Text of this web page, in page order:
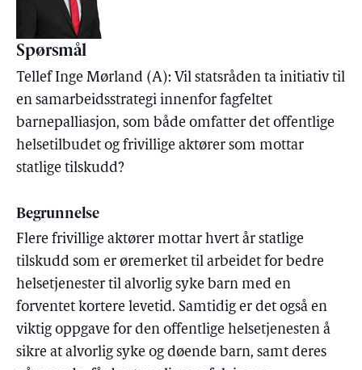
Spørsmål
Tellef Inge Mørland (A): Vil statsråden ta initiativ til
en samarbeidsstrategi innenfor fagfeltet
barnepalliasjon, som både omfatter det offentlige
helsetilbudet og frivillige aktører som mottar
statlige tilskudd?
Begrunnelse
Flere frivillige aktører mottar hvert år statlige
tilskudd som er øremerket til arbeidet for bedre
helsetjenester til alvorlig syke barn med en
forventet kortere levetid. Samtidig er det også en
viktig oppgave for den offentlige helsetjenesten å
sikre at alvorlig syke og døende barn, samt deres